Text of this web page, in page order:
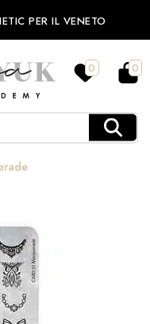
PER IL VENETO
0 0